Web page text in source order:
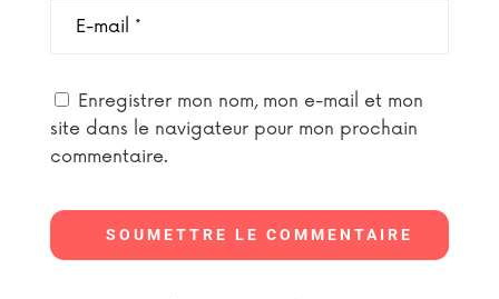
Enregistrer mon nom, mon e-mail et mon
site dans le navigateur pour mon prochain
commentaire.
SOUMETTRE LE COMMENTAIRE